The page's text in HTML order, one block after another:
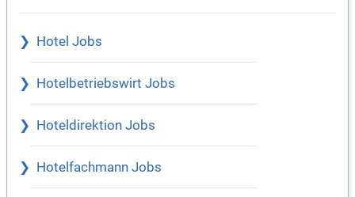
Hotel Jobs
Hotelbetriebswirt Jobs
Hoteldirektion Jobs
Hotelfachmann Jobs